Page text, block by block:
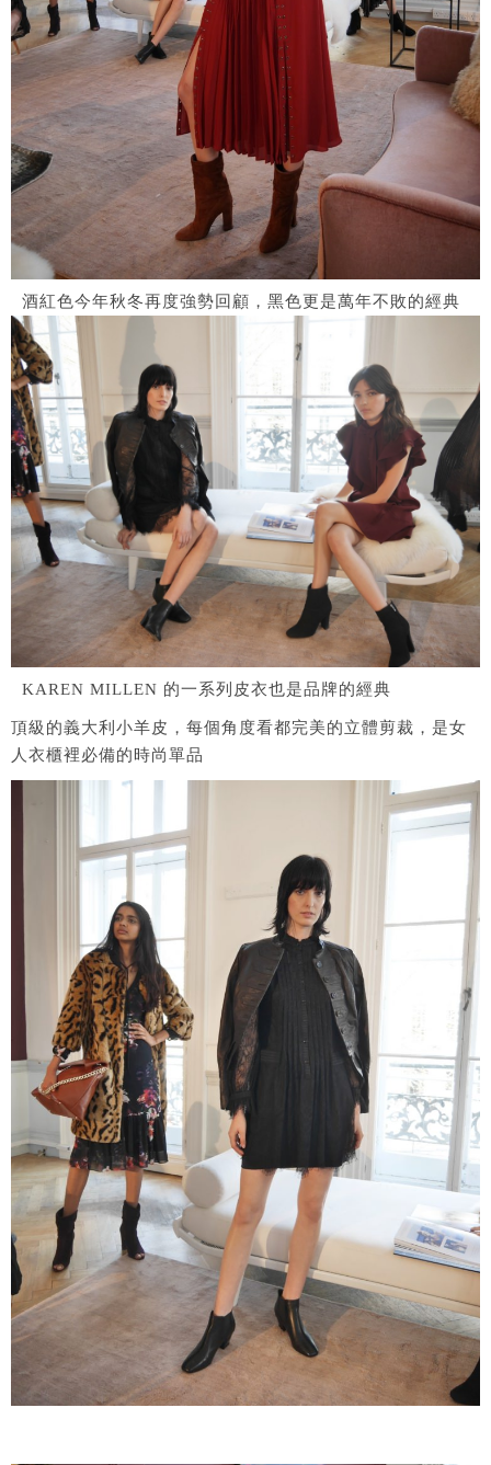
酒紅色今年秋冬再度強勢回顧，黑色更是萬年不敗的經典
KAREN MILLEN 的一系列皮衣也是品牌的經典
頂級的義大利小羊皮，每個角度看都完美的立體剪裁，是女
人衣櫃裡必備的時尚單品